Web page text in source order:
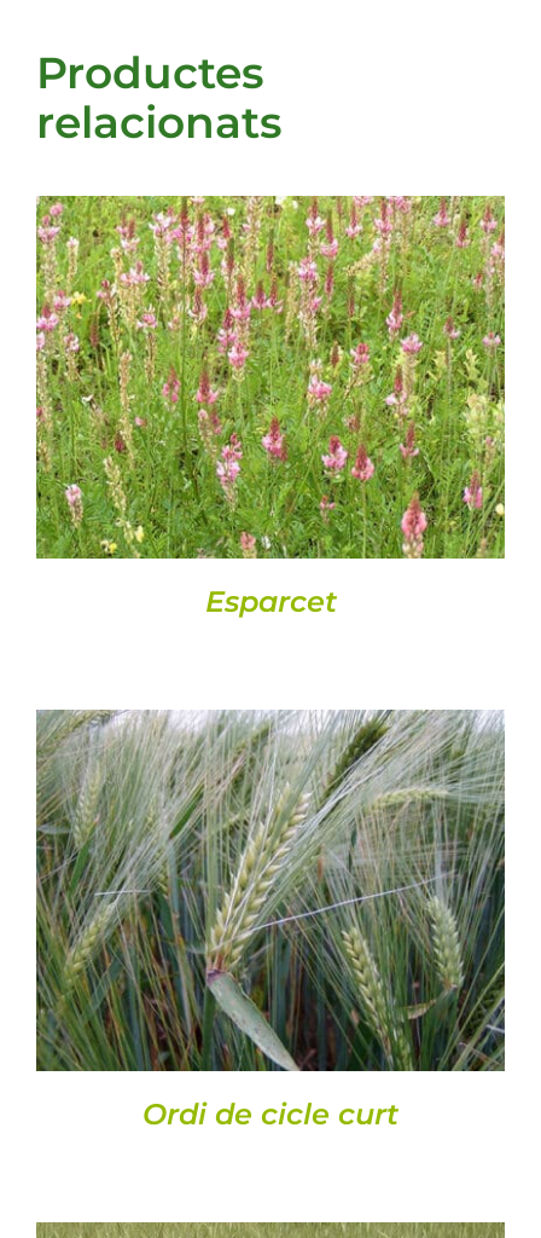
Productes
relacionats
DETALLS
Esparcet
DETALLS
Ordi de cicle curt